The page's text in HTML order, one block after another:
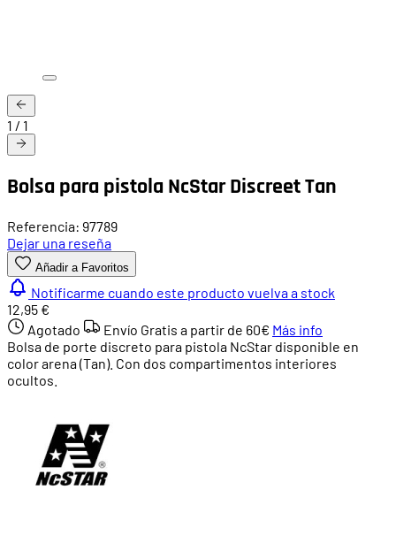
1 / 1
Bolsa para pistola NcStar Discreet Tan
Referencia: 97789
Dejar una reseña
Añadir a Favoritos
Notificarme cuando este producto vuelva a stock
12,95 €
Agotado
Envío Gratis a partir de 60€ Más info
Bolsa de porte discreto para pistola NcStar disponible en
color arena (Tan). Con dos compartimentos interiores
ocultos.